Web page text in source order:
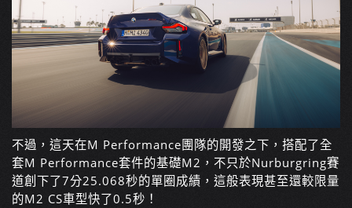
不過，這天在M Performance團隊的開發之下，搭配了全
套M Performance套件的基礎M2，不只於Nurburgring賽
道創下了7分25.068秒的單圈成績，這般表現甚至還較限量
的M2 CS車型快了0.5秒！